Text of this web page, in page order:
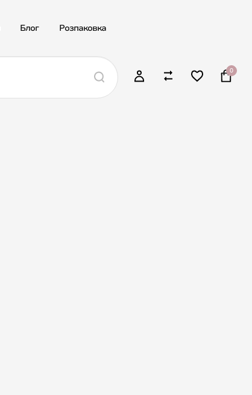
Блог Розпаковка
0